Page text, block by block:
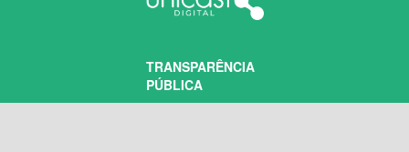
TRANSPARÊNCIA
PÚBLICA